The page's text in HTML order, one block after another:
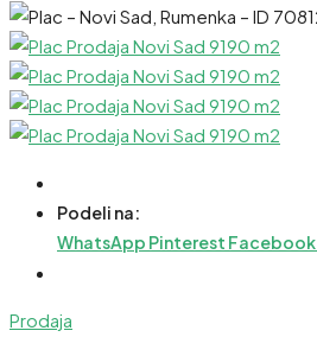
Podeli na:
WhatsApp Pinterest Facebook
Prodaja